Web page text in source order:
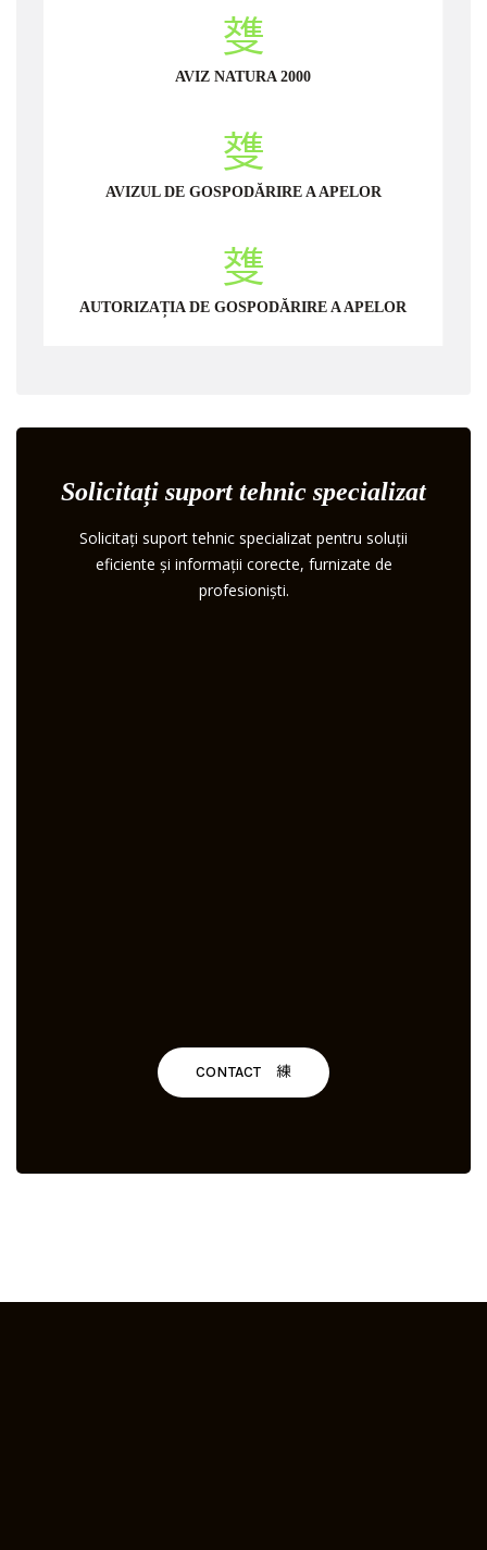
AVIZ NATURA 2000
AVIZUL DE GOSPODĂRIRE A APELOR
AUTORIZAȚIA DE GOSPODĂRIRE A APELOR
Solicitați suport tehnic specializat
Solicitați suport tehnic specializat pentru soluții
eficiente și informații corecte, furnizate de
profesioniști.
CONTACT